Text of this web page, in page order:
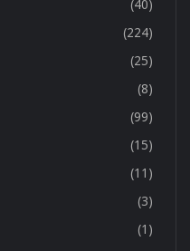
(40)
(224)
(25)
(8)
(99)
(15)
(11)
(3)
(1)